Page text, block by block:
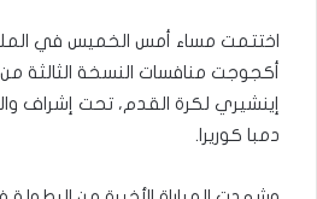
اختتمت مساء أمس الخميس في
أكجوجت منافسات النسخة الثالثة
إينشيري لكرة القدم، تحت إشراف
دمبا كوريرا.